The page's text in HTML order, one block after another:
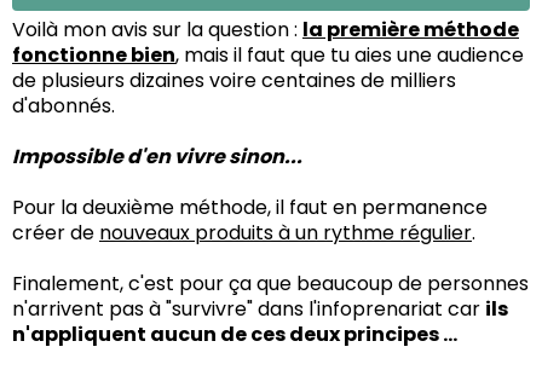
Voilà mon avis sur la question : la première méthode
fonctionne bien, mais il faut que tu aies une audience
de plusieurs dizaines voire centaines de milliers
d'abonnés.
Impossible d'en vivre sinon...
Pour la deuxième méthode, il faut en permanence
créer de nouveaux produits à un rythme régulier.
Finalement, c'est pour ça que beaucoup de personnes
n'arrivent pas à "survivre" dans l'infoprenariat car ils
n'appliquent aucun de ces deux principes ...